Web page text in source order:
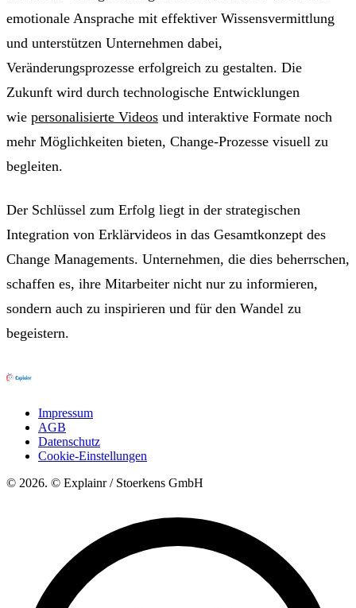
emotionale Ansprache mit effektiver Wissensvermittlung
und unterstützen Unternehmen dabei,
Veränderungsprozesse erfolgreich zu gestalten. Die
Zukunft wird durch technologische Entwicklungen
wie personalisierte Videos und interaktive Formate noch
mehr Möglichkeiten bieten, Change-Prozesse visuell zu
begleiten.
Der Schlüssel zum Erfolg liegt in der strategischen
Integration von Erklärvideos in das Gesamtkonzept des
Change Managements. Unternehmen, die dies beherrschen,
schaffen es, ihre Mitarbeiter nicht nur zu informieren,
sondern auch zu inspirieren und für den Wandel zu
begeistern.
Impressum
AGB
Datenschutz
Cookie-Einstellungen
© 2026. © Explainr / Stoerkens GmbH